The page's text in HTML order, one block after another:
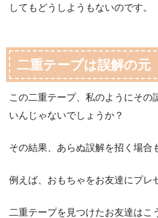
してもどうしようもないのです。
二重テープは誤解の元
この二重テープ、私のようにその
いんじゃないでしょうか？
その結果、あらぬ誤解を招く場合
例えば、おもちゃをお友達にプレ
二重テープを見つけたお友達はこ